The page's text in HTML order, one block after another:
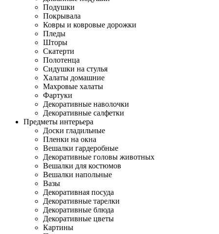
Подушки
Покрывала
Ковры и ковровые дорожки
Пледы
Шторы
Скатерти
Полотенца
Сидушки на стулья
Халаты домашние
Махровые халаты
Фартуки
Декоративные наволочки
Декоративные салфетки
Предметы интерьера
Доски гладильные
Пленки на окна
Вешалки гардеробные
Декоративные головы животных
Вешалки для костюмов
Вешалки напольные
Вазы
Декоративная посуда
Декоративные тарелки
Декоративные блюда
Декоративные цветы
Картины